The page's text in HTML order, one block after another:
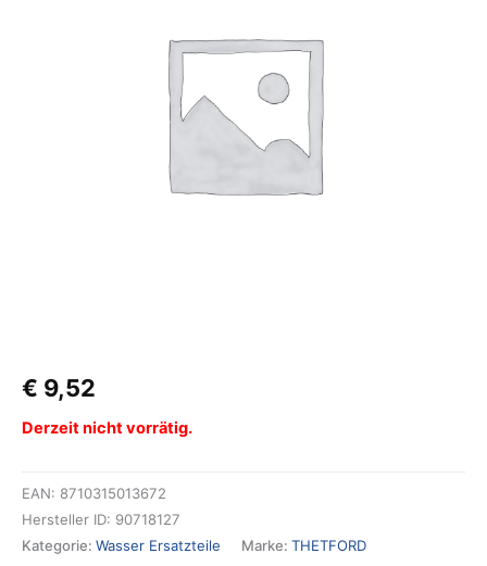
€ 9,52
Derzeit nicht vorrätig.
EAN: 8710315013672
Hersteller ID: 90718127
Kategorie: Wasser Ersatzteile Marke: THETFORD